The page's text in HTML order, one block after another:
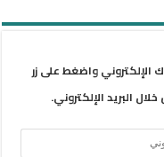
الإلكتروني واضغط على زر
البريد الإلكتروني.